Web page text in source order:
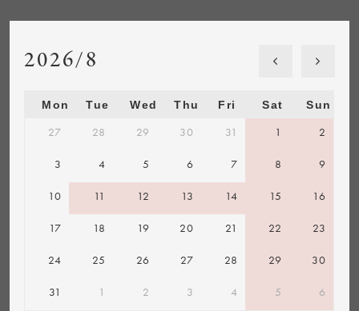
2026/8
Mon Tue Wed Thu Fri Sat Sun
27 28 29 30 31 1 2
3 4 5 6 7 8 9
10 11 12 13 14 15 16
17 18 19 20 21 22 23
24 25 26 27 28 29 30
31 1 2 3 4 5 6